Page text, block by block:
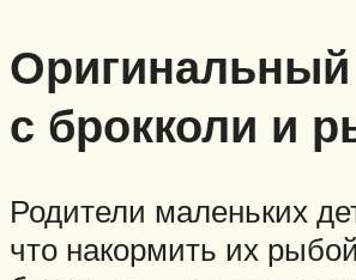
с брокколи и
Родители маленьких
что накормить их